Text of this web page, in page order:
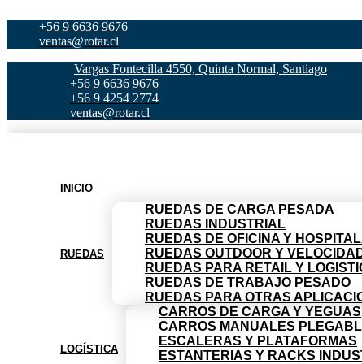
contenido
+56 9 6636 9676
ventas@rotar.cl
Vargas Fontecilla 4550, Quinta Normal, Santiago
+56 9 6636 9676
+56 9 4254 2774
ventas@rotar.cl
INICIO
RUEDAS
RUEDAS DE CARGA PESADA
RUEDAS INDUSTRIAL
RUEDAS DE OFICINA Y
RUEDAS OUTDOOR Y
RUEDAS PARA RETAIL Y
RUEDAS DE TRABAJO PESADO
RUEDAS PARA OTRAS
LOGÍSTICA
CARROS DE CARGA Y YEGUAS
CARROS MANUALES
ESCALERAS Y PLATAFORMAS
ESTANTERIAS Y RACKS